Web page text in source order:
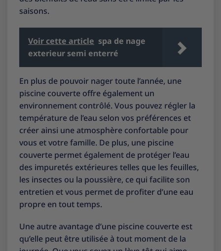
saisons.
Voir cette article spa de nage
exterieur semi enterré
En plus de pouvoir nager toute l’année, une
piscine couverte offre également un
environnement contrôlé. Vous pouvez régler la
température de l’eau selon vos préférences et
créer ainsi une atmosphère confortable pour
vous et votre famille. De plus, une piscine
couverte permet également de protéger l’eau
des impuretés extérieures telles que les feuilles,
les insectes ou la poussière, ce qui facilite son
entretien et vous permet de profiter d’une eau
propre en tout temps.
Une autre avantage d’une piscine couverte est
qu’elle peut être utilisée à tout moment de la